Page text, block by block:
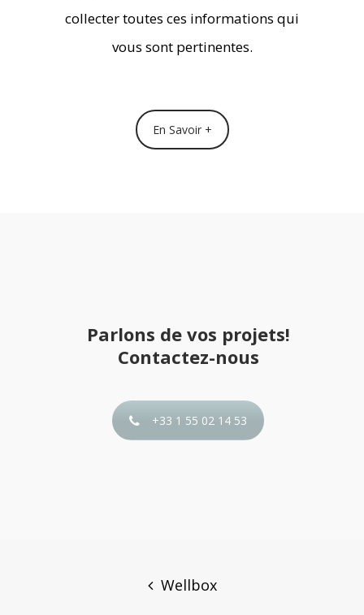
collecter toutes ces informations qui
vous sont pertinentes.
En Savoir +
Parlons de vos projets!
Contactez-nous
+33 1 55 02 14 53
Wellbox